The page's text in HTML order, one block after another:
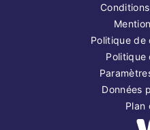
Politique de
Politique
Données
Plan